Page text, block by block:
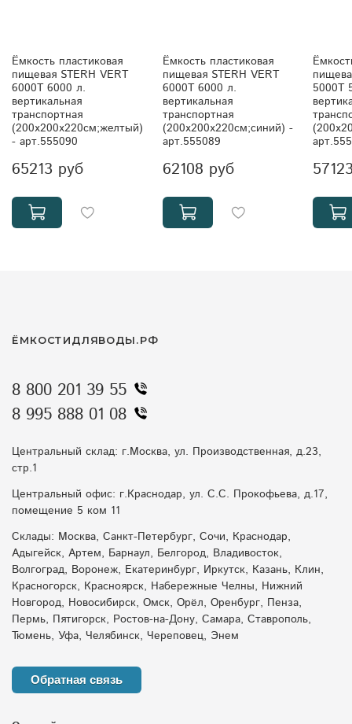
Ёмкость пластиковая
пищевая STERH VERT
6000T 6000 л.
вертикальная
транспортная
(200x200x220см;желтый)
- арт.555090
65213 руб
Ёмкость пластиковая
пищевая STERH VERT
6000T 6000 л.
вертикальная
транспортная
(200x200x220см;синий) -
арт.555089
62108 руб
5000T
ЁМКОСТИДЛЯВОДЫ.РФ
8 800 201 39 55
8 995 888 01 08
Центральный склад: г.Москва, ул. Производственная, д.23,
стр.1
Центральный офис: г.Краснодар, ул. С.С. Прокофьева, д.17,
помещение 5 ком 11
Склады: Москва, Санкт-Петербург, Сочи, Краснодар,
Адыгейск, Артем, Барнаул, Белгород, Владивосток,
Волгоград, Воронеж, Екатеринбург, Иркутск, Казань, Клин,
Красногорск, Красноярск, Набережные Челны, Нижний
Новгород, Новосибирск, Омск, Орёл, Оренбург, Пенза,
Пермь, Пятигорск, Ростов-на-Дону, Самара, Ставрополь,
Тюмень, Уфа, Челябинск, Череповец, Энем
Обратная связь